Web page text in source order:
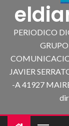
PERIODICO
JAVIER
-A 41927